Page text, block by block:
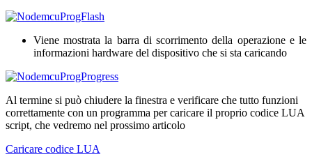
Viene mostrata la barra di scorrimento della operazione e le
informazioni hardware del dispositivo che si sta caricando
Al termine si può chiudere la finestra e verificare che tutto funzioni
correttamente con un programma per caricare il proprio codice LUA
script, che vedremo nel prossimo articolo
Caricare codice LUA